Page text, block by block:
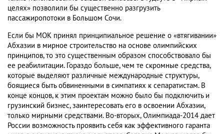
целях» позволили бы существенно разгрузить
пассажиропотоки в Большом Сочи.
Если бы МОК принял принципиальное решение о «втягивании»
Абхазии в мирное строительство на основе олимпийских
принципов, то это существенным образом способствовало бы
ее реабилитации. Гораздо больше, чем те скромные средства,
которые выделяют различные международные структуры,
боящиеся быть обвиненными в симпатиях к сепаратистам. В
конце концов, к этим проектам можно было бы подключить и
грузинский бизнес, заинтересовать его в освоении Абхазии,
только мирными средствами. Во-вторых, Олимпиада-2014 дает
России возможность проявить себя как эффективного гаранта